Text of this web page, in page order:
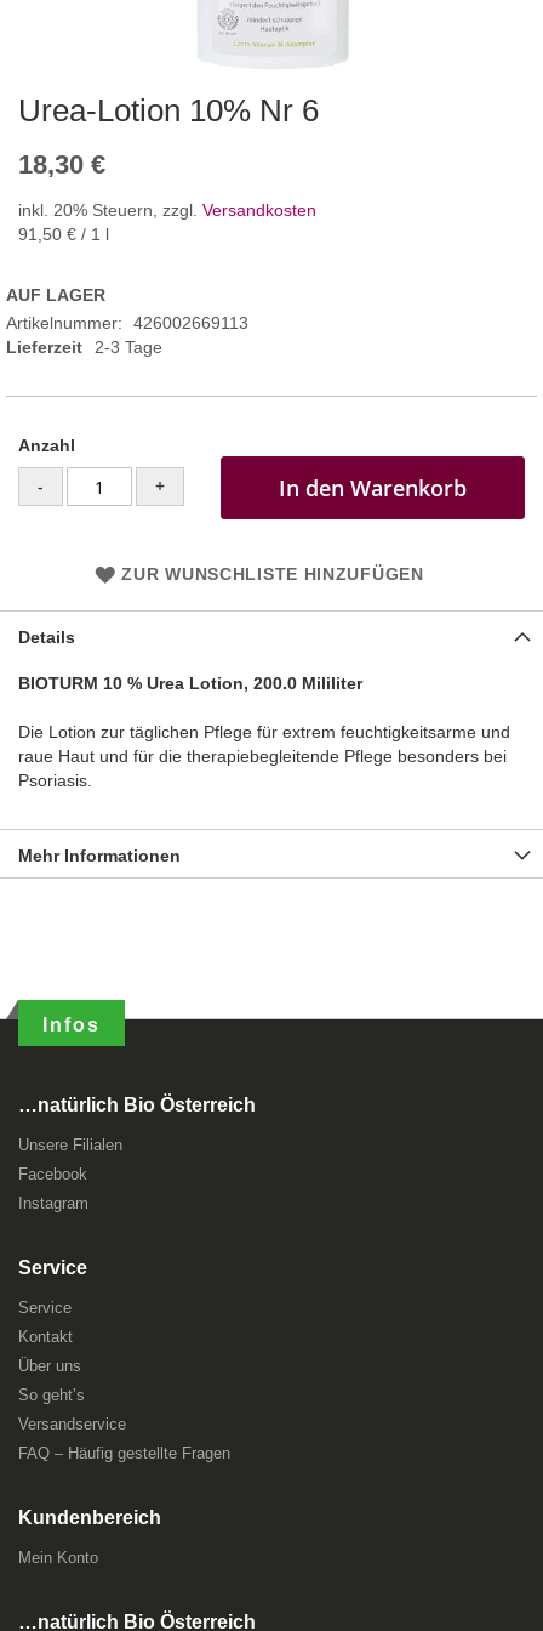
Urea-Lotion 10% Nr 6
18,30 €
inkl. 20% Steuern, zzgl. Versandkosten
91,50 € / 1 l
AUF LAGER
Artikelnummer
426002669113
Lieferzeit
2-3 Tage
Anzahl
- + In den Warenkorb
ZUR WUNSCHLISTE HINZUFÜGEN
Details
BIOTURM 10 % Urea Lotion, 200.0 Mililiter
Die Lotion zur täglichen Pflege für extrem feuchtigkeitsarme und
raue Haut und für die therapiebegleitende Pflege besonders bei
Psoriasis.
Mehr Informationen
Infos
…natürlich Bio Österreich
Unsere Filialen
Facebook
Instagram
Service
Service
Kontakt
Über uns
So geht’s
Versandservice
FAQ – Häufig gestellte Fragen
Kundenbereich
Mein Konto
…natürlich Bio Österreich